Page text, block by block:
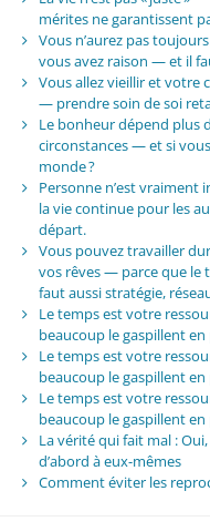
mérites ne garantissent
Vous n’aurez pas
vous avez raison — et il
Vous allez vieillir et votre
— prendre soin de soi
Le bonheur dépend plus
circonstances — et si
monde ?
Personne n’est vraiment
la vie continue pour les
départ.
Vous pouvez travailler
vos rêves — parce que le
faut aussi stratégie,
Le temps est votre
beaucoup le gaspillent
Le temps est votre
beaucoup le gaspillent
Le temps est votre
beaucoup le gaspillent
La vérité qui fait mal :
d’abord à eux-mêmes
Comment éviter les